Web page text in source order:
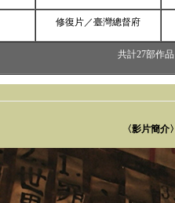
修復片／臺灣總督府
共計27部作
〈影片簡介